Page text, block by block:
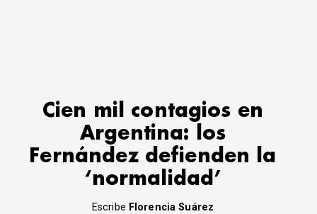
Cien mil contagios en
Argentina: los
Fernández defienden la
‘normalidad’
Escribe Florencia Suárez